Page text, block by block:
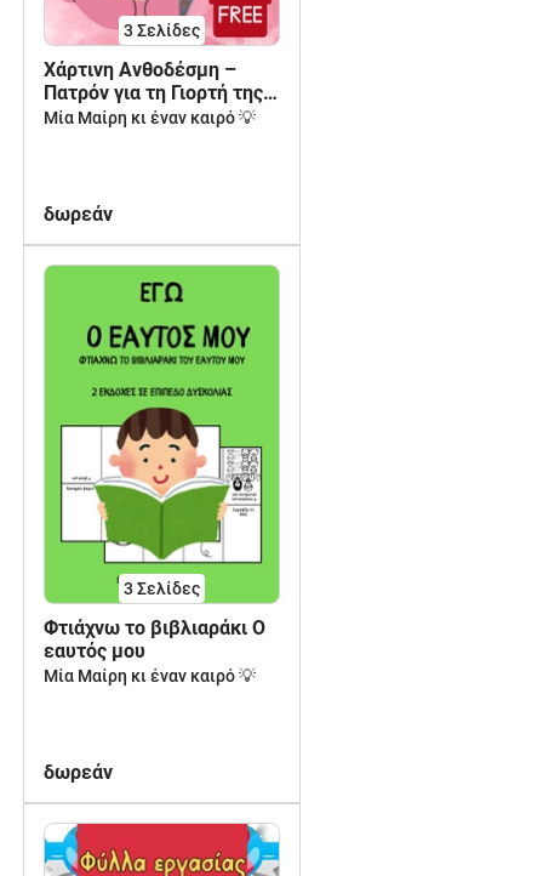
3 Σελίδες
Χάρτινη Ανθοδέσμη –
Πατρόν για τη Γιορτή της
Μητέρας
Μία Μαίρη κι έναν καιρό 💡
δωρεάν
3 Σελίδες
Φτιάχνω το βιβλιαράκι Ο
εαυτός μου
Μία Μαίρη κι έναν καιρό 💡
δωρεάν